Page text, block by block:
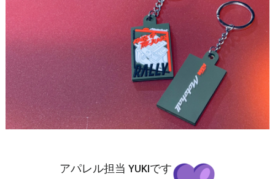
アパレル担当 YUKIです